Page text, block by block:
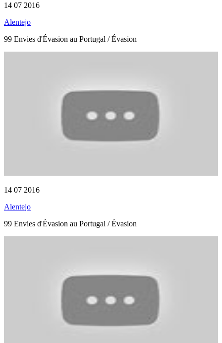
14 07 2016
Alentejo
99 Envies d'Évasion au Portugal / Évasion
14 07 2016
Alentejo
99 Envies d'Évasion au Portugal / Évasion